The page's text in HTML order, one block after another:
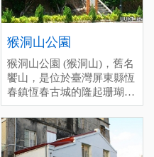
電話：08-8891456
停留時間(分)：深度(180),
一般(90), 趕場(30)
[標籤：風雨無阻 生態 免費
需停車費 ]
意義所在。 停留時間(分)：
深度(60), 一般(20), 趕場
(10)
[標籤：風雨無阻 免費 ]
猴洞山公園
猴洞山公園 (猴洞山)，舊名
饗山，是位於臺灣屏東縣恆
春鎮恆春古城的隆起珊瑚
礁，為臺灣清治時期恆春八
景之一。